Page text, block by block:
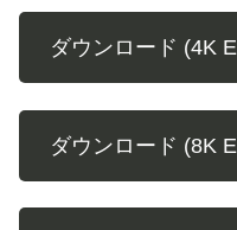
ダウンロード (4K
ダウンロード (8K